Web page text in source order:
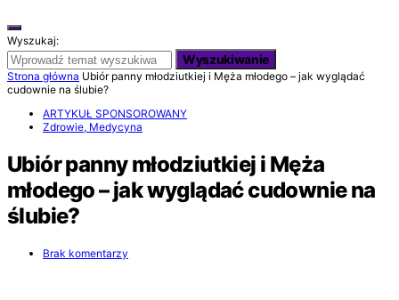
Wyszukaj:
Wyszukiwanie
Strona główna Ubiór panny młodziutkiej i Męża młodego – jak wyglądać
cudownie na ślubie?
ARTYKUŁ SPONSOROWANY
Zdrowie, Medycyna
Ubiór panny młodziutkiej i Męża
młodego – jak wyglądać cudownie na
ślubie?
Brak komentarzy